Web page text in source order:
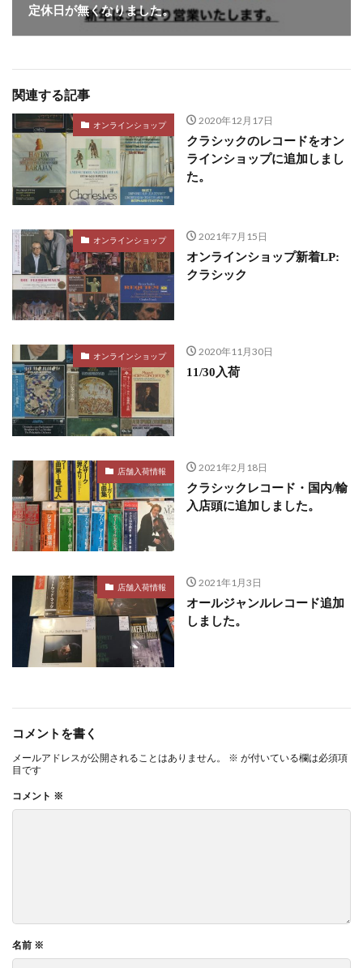
定休日が無くなりました。
関連する記事
オンラインショップ 2020年12月17日
クラシックのレコードをオン
ラインショップに追加しまし
た。
オンラインショップ 2021年7月15日
オンラインショップ新着LP:
クラシック
オンラインショップ 2020年11月30日
11/30入荷
店舗入荷情報 2021年2月18日
クラシックレコード・国内/輸
入店頭に追加しました。
店舗入荷情報 2021年1月3日
オールジャンルレコード追加
しました。
コメントを書く
メールアドレスが公開されることはありません。 ※ が付いている欄は必須項
目です
コメント ※
名前 ※